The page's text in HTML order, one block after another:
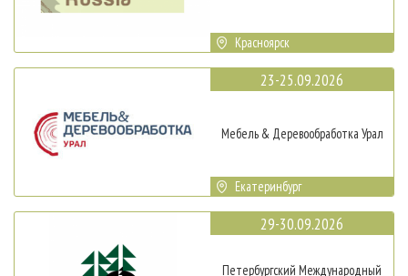
Красноярск
23-25.09.2026
Мебель & Деревообработка Урал
Екатеринбург
29-30.09.2026
Петербургский Международный